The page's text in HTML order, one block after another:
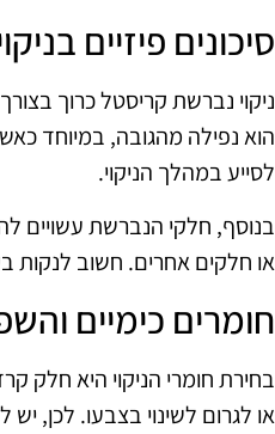
סיכונים פיזיים
ניקוי נברשת קריסטל כרוך
הוא נפילה מהגובה, במיוחד
לסייע במהלך הניקוי.
בנוסף, חלקי הנברשת עשויים
או חלקים אחרים. חשוב לנקות
חומרים כימיים
בחירת חומרי הניקוי היא חלק
או לגרום לשינוי בצבעו. לכן,